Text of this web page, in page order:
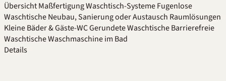
ÜbersichtMaßfertigungWaschtisch-SystemeFugenlose
WaschtischeNeubau, Sanierung oder Austausch Raumlösungen
Kleine Bäder & Gäste-WCGerundete WaschtischeBarrierefreie
WaschtischeWaschmaschine im Bad
Details